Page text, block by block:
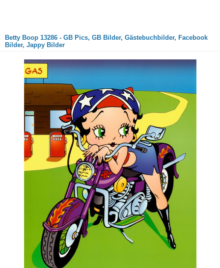
Betty Boop 13286 - GB Pics, GB Bilder, Gästebuchbilder, Facebook
Bilder, Jappy Bilder